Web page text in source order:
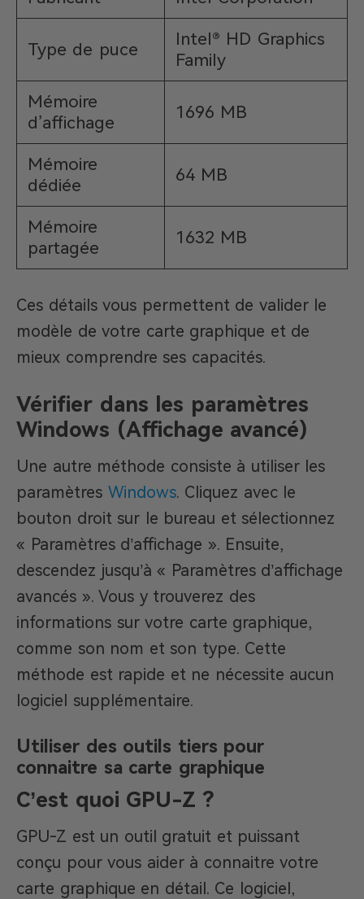
Type de puce
Intel® HD Graphics
Family
Mémoire
d’affichage
1696 MB
Mémoire
dédiée
64 MB
Mémoire
partagée
1632 MB
Ces détails vous permettent de valider le
modèle de votre carte graphique et de
mieux comprendre ses capacités.
Vérifier dans les paramètres
Windows (Affichage avancé)
Une autre méthode consiste à utiliser les
paramètres Windows. Cliquez avec le
bouton droit sur le bureau et sélectionnez
« Paramètres d’affichage ». Ensuite,
descendez jusqu’à « Paramètres d’affichage
avancés ». Vous y trouverez des
informations sur votre carte graphique,
comme son nom et son type. Cette
méthode est rapide et ne nécessite aucun
logiciel supplémentaire.
Utiliser des outils tiers pour
connaitre sa carte graphique
C’est quoi GPU-Z ?
GPU-Z est un outil gratuit et puissant
conçu pour vous aider à connaitre votre
carte graphique en détail. Ce logiciel,